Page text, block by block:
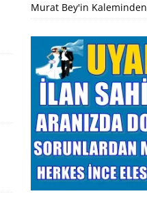
Murat Bey'in Kaleminden